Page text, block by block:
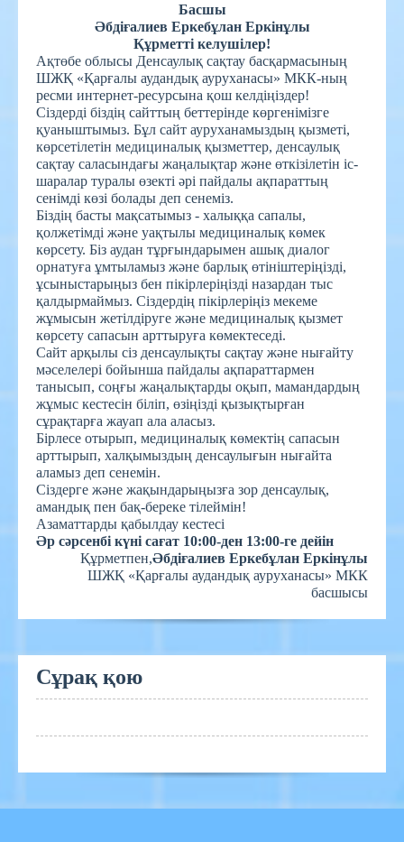
Басшы
Әбдіғалиев Еркебұлан Еркінұлы
Құрметті келушілер!
Ақтөбе облысы Денсаулық сақтау басқармасының
ШЖҚ «Қарғалы аудандық ауруханасы» МКК-ның
ресми интернет-ресурсына қош келдіңіздер!
Сіздерді біздің сайттың беттерінде көргенімізге
қуаныштымыз. Бұл сайт ауруханамыздың қызметі,
көрсетілетін медициналық қызметтер, денсаулық
сақтау саласындағы жаңалықтар және өткізілетін іс-
шаралар туралы өзекті әрі пайдалы ақпараттың
сенімді көзі болады деп сенеміз.
Біздің басты мақсатымыз - халыққа сапалы,
қолжетімді және уақтылы медициналық көмек
көрсету. Біз аудан тұрғындарымен ашық диалог
орнатуға ұмтыламыз және барлық өтініштеріңізді,
ұсыныстарыңыз бен пікірлеріңізді назардан тыс
қалдырмаймыз. Сіздердің пікірлеріңіз мекеме
жұмысын жетілдіруге және медициналық қызмет
көрсету сапасын арттыруға көмектеседі.
Сайт арқылы сіз денсаулықты сақтау және нығайту
мәселелері бойынша пайдалы ақпараттармен
танысып, соңғы жаңалықтарды оқып, мамандардың
жұмыс кестесін біліп, өзіңізді қызықтырған
сұрақтарға жауап ала аласыз.
Бірлесе отырып, медициналық көмектің сапасын
арттырып, халқымыздың денсаулығын нығайта
аламыз деп сенемін.
Сіздерге және жақындарыңызға зор денсаулық,
амандық пен бақ-береке тілеймін!
Азаматтарды қабылдау кестесі
Әр сәрсенбі күні сағат 10:00-ден 13:00-ге дейін
Құрметпен,Әбдіғалиев Еркебұлан Еркінұлы
ШЖҚ «Қарғалы аудандық ауруханасы» МКК
басшысы
Сұрақ қою